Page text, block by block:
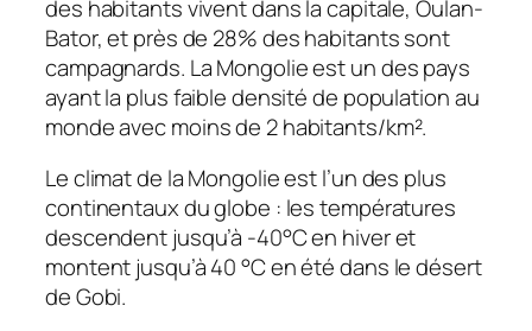
des habitants vivent dans la capitale, Oulan-
Bator, et près de 28% des habitants sont
campagnards. La Mongolie est un des pays
ayant la plus faible densité de population au
monde avec moins de 2 habitants/km².
Le climat de la Mongolie est l’un des plus
continentaux du globe : les températures
descendent jusqu’à -40°C en hiver et
montent jusqu’à 40 °C en été dans le désert
de Gobi.